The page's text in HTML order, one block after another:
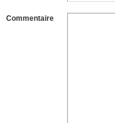
Commentaire